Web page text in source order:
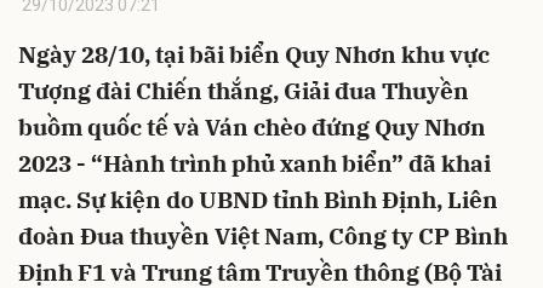
29/10/2023 07:21
Ngày 28/10, tại bãi biển Quy Nhơn khu vực
Tượng đài Chiến thắng, Giải đua Thuyền
buồm quốc tế và Ván chèo đứng Quy Nhơn
2023 - “Hành trình phủ xanh biển” đã khai
mạc. Sự kiện do UBND tỉnh Bình Định, Liên
đoàn Đua thuyền Việt Nam, Công ty CP Bình
Định F1 và Trung tâm Truyền thông (Bộ Tài